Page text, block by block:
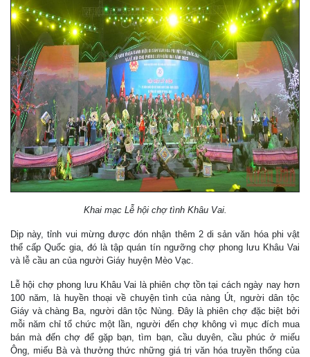
Khai mạc Lễ hội chợ tình Khâu Vai.
Dịp này, tỉnh vui mừng được đón nhận thêm 2 di sản văn hóa phi vật
thể cấp Quốc gia, đó là tập quán tín ngưỡng chợ phong lưu Khâu Vai
và lễ cầu an của người Giáy huyện Mèo Vạc.
Lễ hội chợ phong lưu Khâu Vai là phiên chợ tồn tại cách ngày nay hơn
100 năm, là huyền thoại về chuyện tình của nàng Út, người dân tộc
Giáy và chàng Ba, người dân tộc Nùng. Đây là phiên chợ đặc biệt bởi
mỗi năm chỉ tổ chức một lần, người đến chợ không vì mục đích mua
bán mà đến chợ để gặp bạn, tìm bạn, cầu duyên, cầu phúc ở miếu
Ông, miếu Bà và thưởng thức những giá trị văn hóa truyền thống của